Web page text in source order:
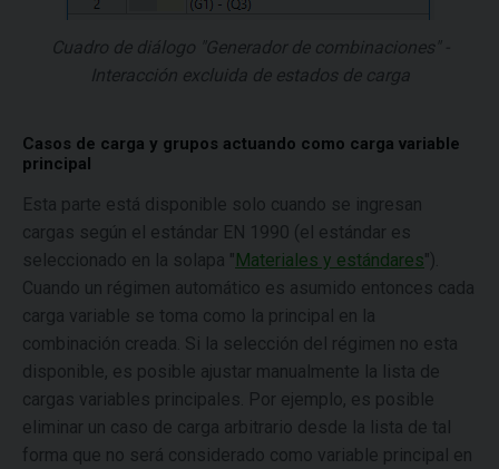
Cuadro de diálogo "Generador de combinaciones" -
Interacción excluida de estados de carga
Casos de carga y grupos actuando como carga variable
principal
Esta parte está disponible solo cuando se ingresan
cargas según el estándar EN 1990 (el estándar es
seleccionado en la solapa "Materiales y estándares").
Cuando un régimen automático es asumido entonces cada
carga variable se toma como la principal en la
combinación creada. Si la selección del régimen no esta
disponible, es posible ajustar manualmente la lista de
cargas variables principales. Por ejemplo, es posible
eliminar un caso de carga arbitrario desde la lista de tal
forma que no será considerado como variable principal en